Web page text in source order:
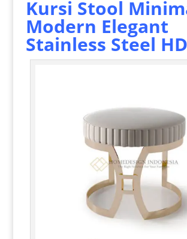
Kursi Stool
Modern Elegant
Stainless Steel